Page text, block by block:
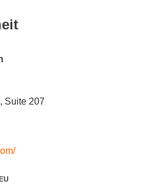
Suite 207